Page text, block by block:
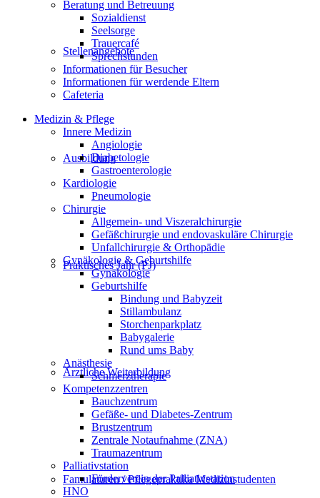
Stellenangebote
Ausbildung
Praktisches Jahr (PJ)
Ärztliche Weiterbildung
Famulaturen / Pflegepraktika Medizinstudenten
Beratung und Betreuung
Sozialdienst
Seelsorge
Trauercafé
Sprechstunden
Informationen für Besucher
Informationen für werdende Eltern
Cafeteria
Medizin & Pflege
Innere Medizin
Angiologie
Diabetologie
Gastroenterologie
Kardiologie
Pneumologie
Chirurgie
Allgemein- und Viszeralchirurgie
Gefäßchirurgie und endovaskuläre Chirurgie
Unfallchirurgie & Orthopädie
Gynäkologie & Geburtshilfe
Gynäkologie
Geburtshilfe
Bindung und Babyzeit
Stillambulanz
Storchenparkplatz
Babygalerie
Rund ums Baby
Anästhesie
Schmerztherapie
Kompetenzzentren
Bauchzentrum
Gefäße- und Diabetes-Zentrum
Brustzentrum
Zentrale Notaufnahme (ZNA)
Traumazentrum
Palliativstation
Förderverein der Palliativstation
HNO